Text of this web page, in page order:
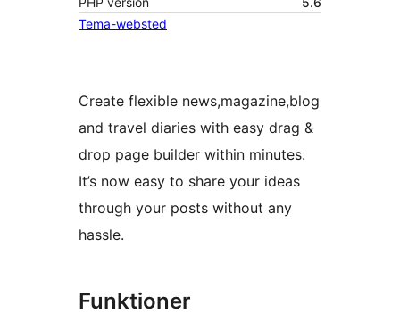
Tema-websted
Create flexible news,magazine,blog
and travel diaries with easy drag &
drop page builder within minutes.
It’s now easy to share your ideas
through your posts without any
hassle.
Funktioner